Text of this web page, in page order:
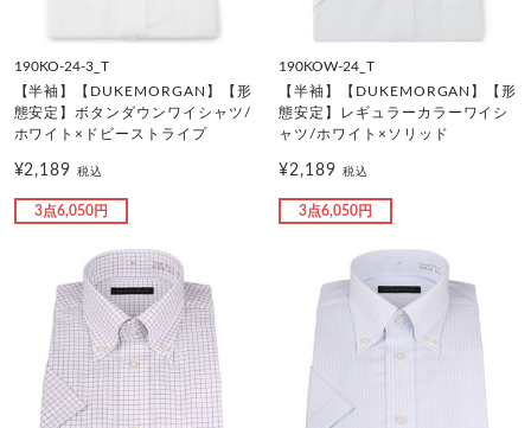
190KO-24-3_T
【半袖】【DUKEMORGAN】【形
態安定】ボタンダウンワイシャツ/
ホワイト×ドビーストライプ
¥2,189税込
3点6,050円
190KOW-24_T
【半袖】【DUKEMORGAN】【形
態安定】レギュラーカラーワイシ
ャツ/ホワイト×ソリッド
¥2,189 税込
3点6,050円